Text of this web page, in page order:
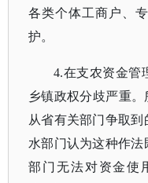
各类个体工商户、
护。
4.在支农资金管
乡镇政权分歧严重
从省有关部门争取
水部门认为这种作
部门无法对资金使